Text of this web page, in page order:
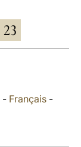
العربيّة
23
- Français-